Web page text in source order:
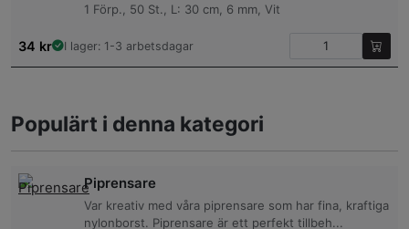
1 Förp., 50 St., L: 30 cm, 6 mm, Vit
34 kr I lager: 1-3 arbetsdagar
Populärt i denna kategori
Piprensare
Var kreativ med våra piprensare som har fina, kraftiga
nylonborst. Piprensare är ett perfekt tillbeh...